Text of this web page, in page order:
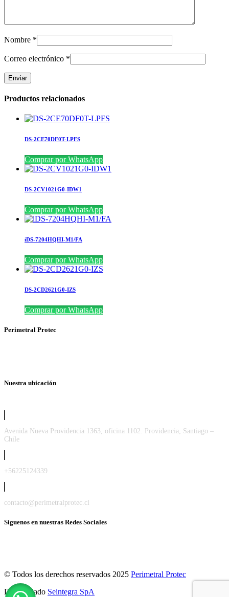
Nombre *
Correo electrónico *
Productos relacionados
DS-2CE70DF0T-LPFS
Comprar por WhatsApp
DS-2CV1021G0-IDW1
Comprar por WhatsApp
iDS-7204HQHI-M1/FA
Comprar por WhatsApp
DS-2CD2621G0-IZS
Comprar por WhatsApp
Perimetral Protec
Nuestra ubicación
Avenida Nueva Providencia 1363, oficina 1102. Providencia, Santiago –
Chile
+56225124339
contacto@perimetralprotec.cl
Síguenos en nuestras Redes Sociales
© Todos los derechos reservados 2025 Perimetral Protec
Desarrollado Seintegra SpA